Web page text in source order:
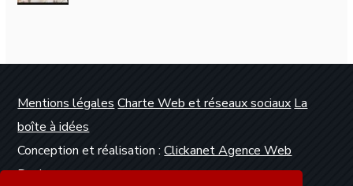
Mentions légales Charte Web et réseaux sociaux La
boîte à idées
Conception et réalisation :Clickanet Agence Web
Dunkerque